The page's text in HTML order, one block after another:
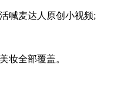
喊麦达人原创小视频;
妆全部覆盖。